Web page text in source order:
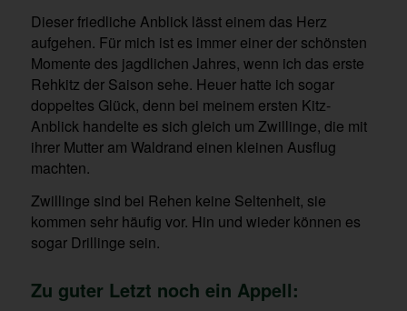
Dieser friedliche Anblick lässt einem das Herz
aufgehen. Für mich ist es immer einer der schönsten
Momente des jagdlichen Jahres, wenn ich das erste
Rehkitz der Saison sehe. Heuer hatte ich sogar
doppeltes Glück, denn bei meinem ersten Kitz-
Anblick handelte es sich gleich um Zwillinge, die mit
ihrer Mutter am Waldrand einen kleinen Ausflug
machten.
Zwillinge sind bei Rehen keine Seltenheit, sie
kommen sehr häufig vor. Hin und wieder können es
sogar Drillinge sein.
Zu guter Letzt noch ein Appell: